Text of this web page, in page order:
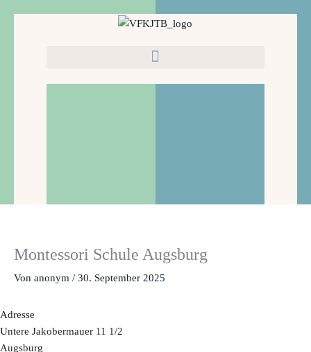
Montessori Schule Augsburg
Von anonym / 30. September 2025
Adresse
Untere Jakobermauer 11 1/2
Augsburg